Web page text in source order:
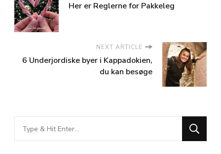
Her er Reglerne for Pakkeleg
NEXT ARTICLE
6 Underjordiske byer i Kappadokien,
du kan besøge
Looking
for